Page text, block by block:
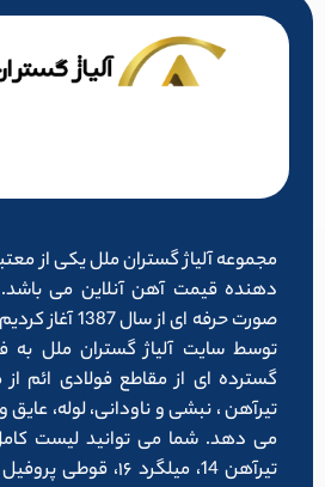
مجموعه آلیاژ گستران ملل یکی از
دهنده قیمت آهن آنلاین می باشد.
صورت حرفه ای از
توسط سایت آلیاژ گستران ملل
گسترده ای از مقاطع فولادی ائم از
تیرآهن ، نبشی و ناودانی، لوله،
می دهد. شما می توانید لیست